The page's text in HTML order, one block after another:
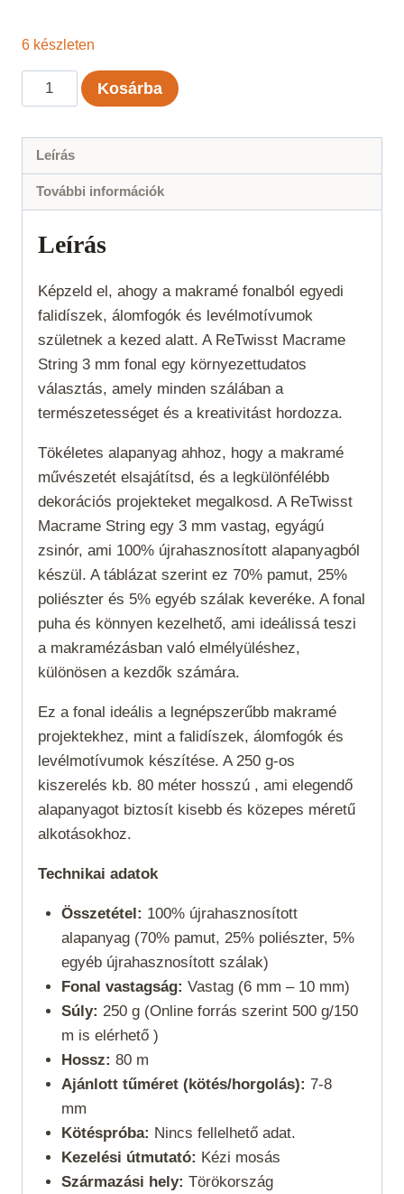
6 készleten
ReTwisst
Macrame
mm
mennyiség
Kosárba
Leírás
További információk
Leírás
Képzeld el, ahogy a makramé fonalból egyedi
falidíszek, álomfogók és levélmotívumok
születnek a kezed alatt. A ReTwisst Macrame
String 3 mm fonal egy környezettudatos
választás, amely minden szálában a
természetességet és a kreativitást hordozza.
Tökéletes alapanyag ahhoz, hogy a makramé
művészetét elsajátítsd, és a legkülönfélébb
dekorációs projekteket megalkosd. A ReTwisst
Macrame String egy 3 mm vastag, egyágú
zsinór, ami 100% újrahasznosított alapanyagból
készül. A táblázat szerint ez 70% pamut, 25%
poliészter és 5% egyéb szálak keveréke. A fonal
puha és könnyen kezelhető, ami ideálissá teszi
a makramézásban való elmélyüléshez,
különösen a kezdők számára.
Ez a fonal ideális a legnépszerűbb makramé
projektekhez, mint a falidíszek, álomfogók és
levélmotívumok készítése. A 250 g-os
kiszerelés kb. 80 méter hosszú , ami elegendő
alapanyagot biztosít kisebb és közepes méretű
alkotásokhoz.
Technikai adatok
Összetétel: 100% újrahasznosított
alapanyag (70% pamut, 25% poliészter, 5%
egyéb újrahasznosított szálak)
Fonal vastagság: Vastag (6 mm – 10 mm)
Súly: 250 g (Online forrás szerint 500 g/150
m is elérhető )
Hossz: 80 m
Ajánlott tűméret (kötés/horgolás): 7-8
mm
Kötéspróba: Nincs fellelhető adat.
Kezelési útmutató: Kézi mosás
Származási hely: Törökország